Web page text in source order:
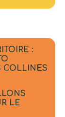
:
COLLINES
LE